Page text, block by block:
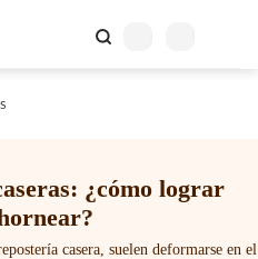
¿cómo lograr
casera, suelen deformarse en el